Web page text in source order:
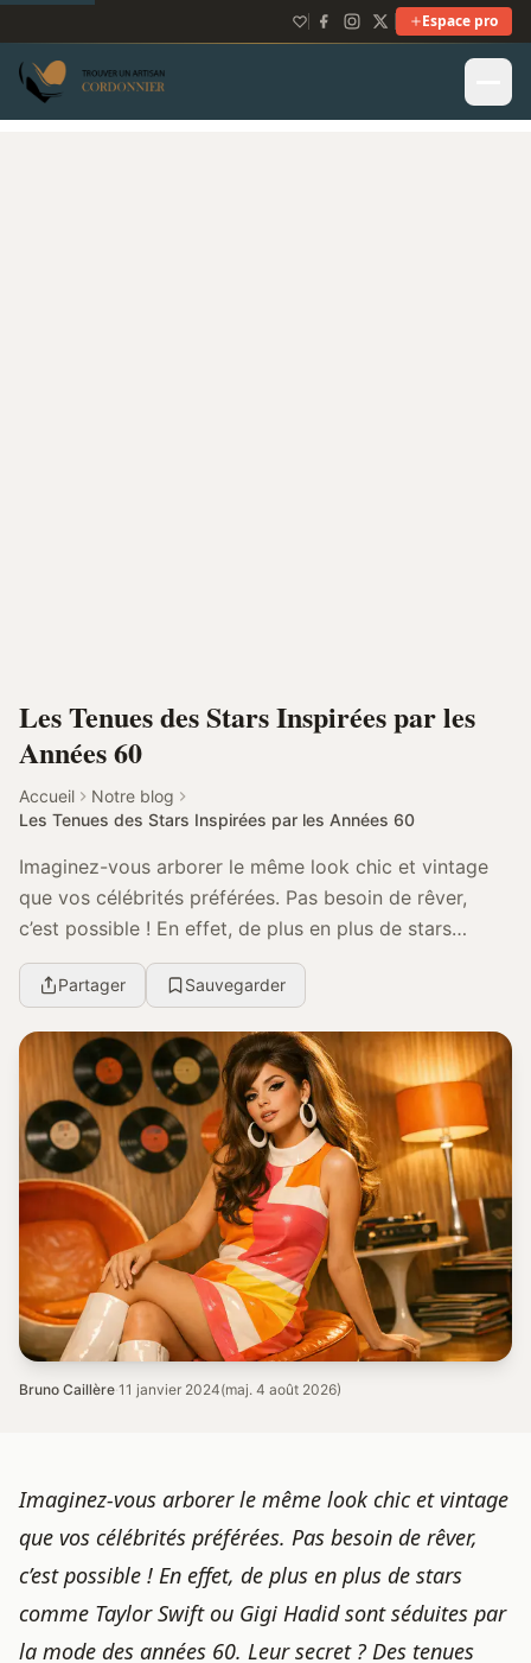
Espace pro
Les Tenues des Stars Inspirées par les
Années 60
Accueil
Notre blog
Les Tenues des Stars Inspirées par les Années 60
Imaginez-vous arborer le même look chic et vintage
que vos célébrités préférées. Pas besoin de rêver,
c’est possible ! En effet, de plus en plus de stars
comme Taylor Swift ou Gigi Hadid sont séduites...
Partager Sauvegarder
Bruno Caillère·11 janvier 2024(maj. 4 août 2026)
Imaginez-vous arborer le même look chic et vintage
que vos célébrités préférées. Pas besoin de rêver,
c’est possible ! En effet, de plus en plus de stars
comme Taylor Swift ou Gigi Hadid sont séduites par
la mode des années 60. Leur secret ? Des tenues